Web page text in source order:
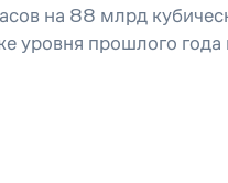
на 88 млрд
уровня прошлого